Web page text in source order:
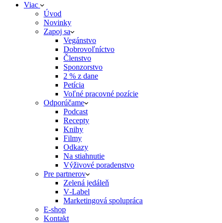
Viac
Úvod
Novinky
Zapoj sa
Vegánstvo
Dobrovoľníctvo
Členstvo
Sponzorstvo
2 % z dane
Petícia
Voľné pracovné pozície
Odporúčame
Podcast
Recepty
Knihy
Filmy
Odkazy
Na stiahnutie
Výživové poradenstvo
Pre partnerov
Zelená jedáleň
V‑Label
Marketingová spolupráca
E‑shop
Kontakt